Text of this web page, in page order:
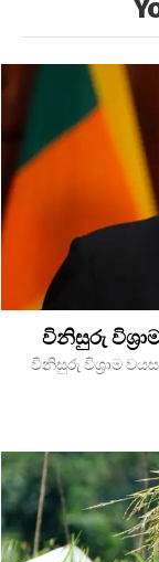
විනිසුරු
විනිසුරු විශ්‍රාම